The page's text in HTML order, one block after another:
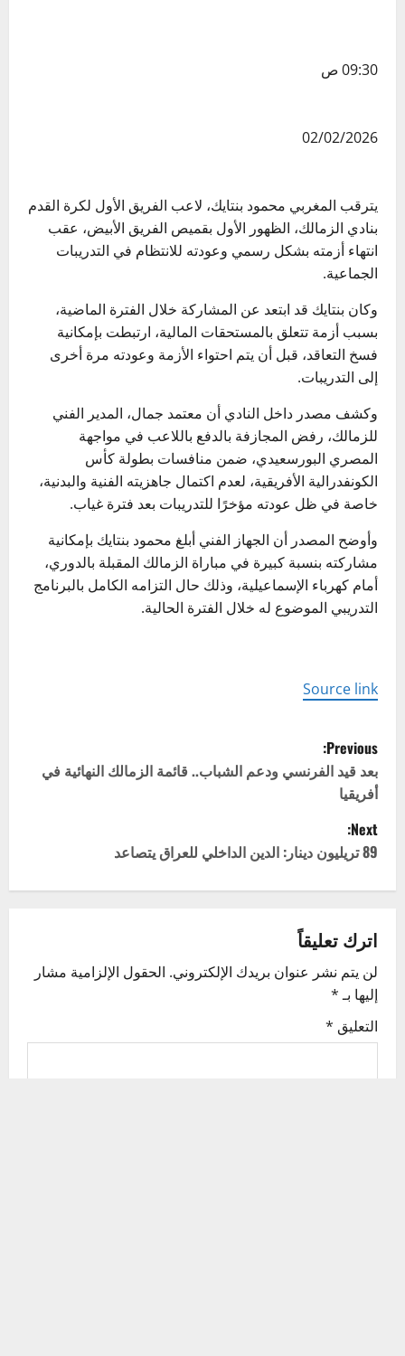
09:30 ص
02/02/2026
يترقب المغربي محمود بنتايك، لاعب الفريق الأول لكرة القدم
بنادي الزمالك، الظهور الأول بقميص الفريق الأبيض، عقب
انتهاء أزمته بشكل رسمي وعودته للانتظام في التدريبات
الجماعية.
وكان بنتايك قد ابتعد عن المشاركة خلال الفترة الماضية،
بسبب أزمة تتعلق بالمستحقات المالية، ارتبطت بإمكانية
فسخ التعاقد، قبل أن يتم احتواء الأزمة وعودته مرة أخرى
إلى التدريبات.
وكشف مصدر داخل النادي أن معتمد جمال، المدير الفني
للزمالك، رفض المجازفة بالدفع باللاعب في مواجهة
المصري البورسعيدي، ضمن منافسات بطولة كأس
الكونفدرالية الأفريقية، لعدم اكتمال جاهزيته الفنية والبدنية،
خاصة في ظل عودته مؤخرًا للتدريبات بعد فترة غياب.
وأوضح المصدر أن الجهاز الفني أبلغ محمود بنتايك بإمكانية
مشاركته بنسبة كبيرة في مباراة الزمالك المقبلة بالدوري،
أمام كهرباء الإسماعيلية، وذلك حال التزامه الكامل بالبرنامج
التدريبي الموضوع له خلال الفترة الحالية.
Source link
P
o
s
t
n
a
v
i
g
Previous:
بعد قيد الفرنسي ودعم الشباب.. قائمة الزمالك النهائية في
أفريقيا
Next:
89 تريليون دينار: الدين الداخلي للعراق يتصاعد
اترك تعليقاً
لن يتم نشر عنوان بريدك الإلكتروني. الحقول الإلزامية مشار
إليها بـ*
التعليق *